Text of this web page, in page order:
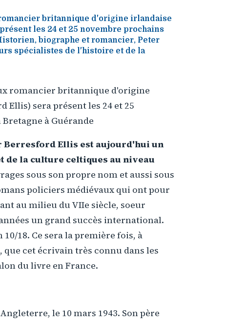
britannique d'origine irlandaise
les 24 et 25 novembre prochains
biographe et romancier, Peter
spécialistes de l'histoire et de la
romancier britannique d'origine
Ellis) sera présent les 24 et 25
à Guérande
Ellis est aujourd'hui un
la culture celtiques au niveau
sous son propre nom et aussi sous
policiers médiévaux qui ont pour
au milieu du VIIe siècle, soeur
un grand succès international.
18. Ce sera la première fois, à
que cet écrivain très connu dans les
du livre en France.
le 10 mars 1943. Son père